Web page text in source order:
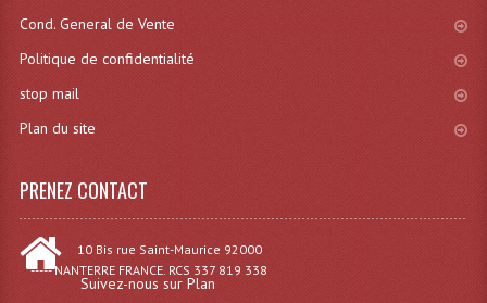
Effets Lumineux À Leds
Effets Lumineux, Centre De Piste
Cond. General de Vente
Politique de confidentialité
stop mail
Plan du site
PRENEZ CONTACT
10 Bis rue Saint-Maurice 92000
----- NANTERRE FRANCE. RCS 337 819 338
Suivez-nous sur Plan